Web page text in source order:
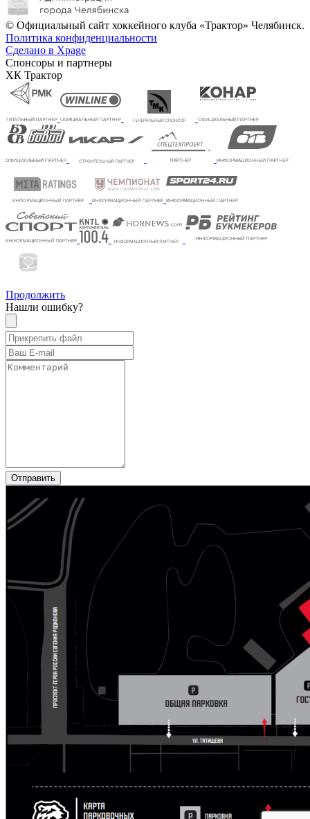
© Официальный сайт хоккейного клуба «Трактор» Челябинск.
Политика конфиденциальности
Сделано в Xpage
Спонсоры и партнеры
ХК Трактор
Продолжить
Нашли ошибку?